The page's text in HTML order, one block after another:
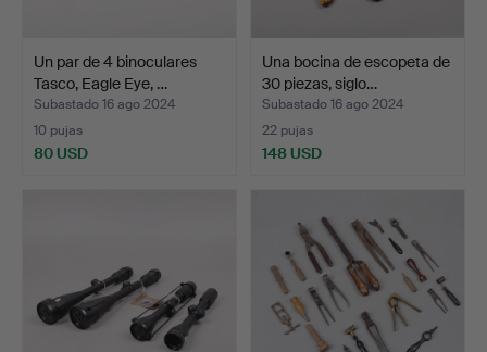
Un par de 4 binoculares
Tasco, Eagle Eye, …
Subastado 16 ago 2024
10 pujas
80 USD
Una bocina de escopeta de
30 piezas, siglo…
Subastado 16 ago 2024
22 pujas
148 USD